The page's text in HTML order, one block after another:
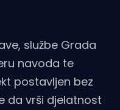
službe Grada
navoda te
postavljen bez
da vrši djelatnost